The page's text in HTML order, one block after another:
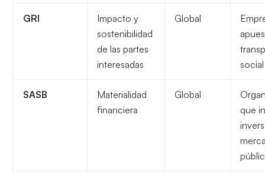
GRI
Impacto y
sostenibilidad
de las partes
interesadas
Global
social
SASB
Materialidad
financiera
Global
que